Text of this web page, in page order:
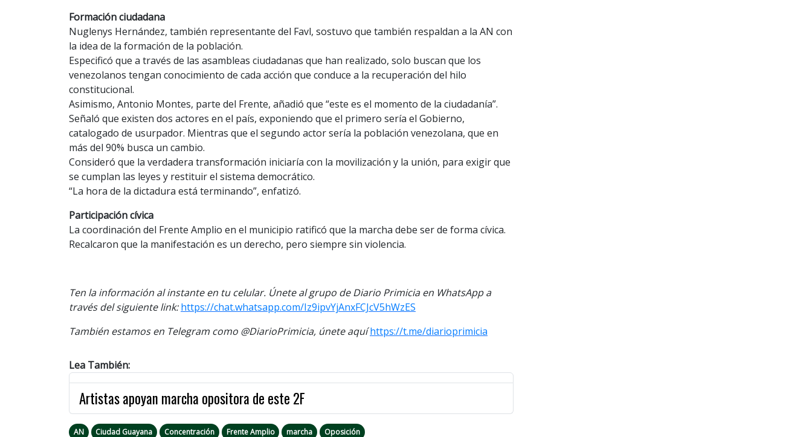
Formación ciudadana
Nuglenys Hernández, también representante del Favl, sostuvo que también respaldan a la AN con
la idea de la formación de la población.
Especificó que a través de las asambleas ciudadanas que han realizado, solo buscan que los
venezolanos tengan conocimiento de cada acción que conduce a la recuperación del hilo
constitucional.
Asimismo, Antonio Montes, parte del Frente, añadió que “este es el momento de la ciudadanía”.
Señaló que existen dos actores en el país, exponiendo que el primero sería el Gobierno,
catalogado de usurpador. Mientras que el segundo actor sería la población venezolana, que en
más del 90% busca un cambio.
Consideró que la verdadera transformación iniciaría con la movilización y la unión, para exigir que
se cumplan las leyes y restituir el sistema democrático.
“La hora de la dictadura está terminando”, enfatizó.
Participación cívica
La coordinación del Frente Amplio en el municipio ratificó que la marcha debe ser de forma cívica.
Recalcaron que la manifestación es un derecho, pero siempre sin violencia.
Ten la información al instante en tu celular. Únete al grupo de Diario Primicia en WhatsApp a
través del siguiente link:https://chat.whatsapp.com/Iz9ipvYjAnxFCJcV5hWzES
También estamos en Telegram como @DiarioPrimicia, únete aquí https://t.me/diarioprimicia
Lea También:
Artistas apoyan marcha opositora de este 2F
AN Ciudad Guayana Concentración Frente Amplio marcha Oposición